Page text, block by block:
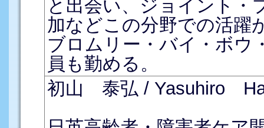
と出会い、ジョイント・
加などこの分野での活
ブロムリー・バイ・ボウ
員も勤める。
初山 泰弘 / Yasuhiro